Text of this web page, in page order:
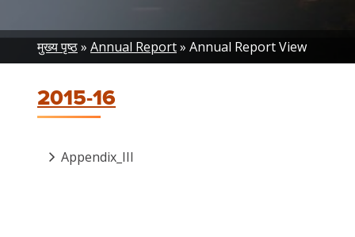
Breadcrumb
मुख्य पृष्ठ Annual Report Annual Report View
2015-16
Appendix_III